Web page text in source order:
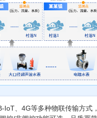
、4G等多种物联传输方